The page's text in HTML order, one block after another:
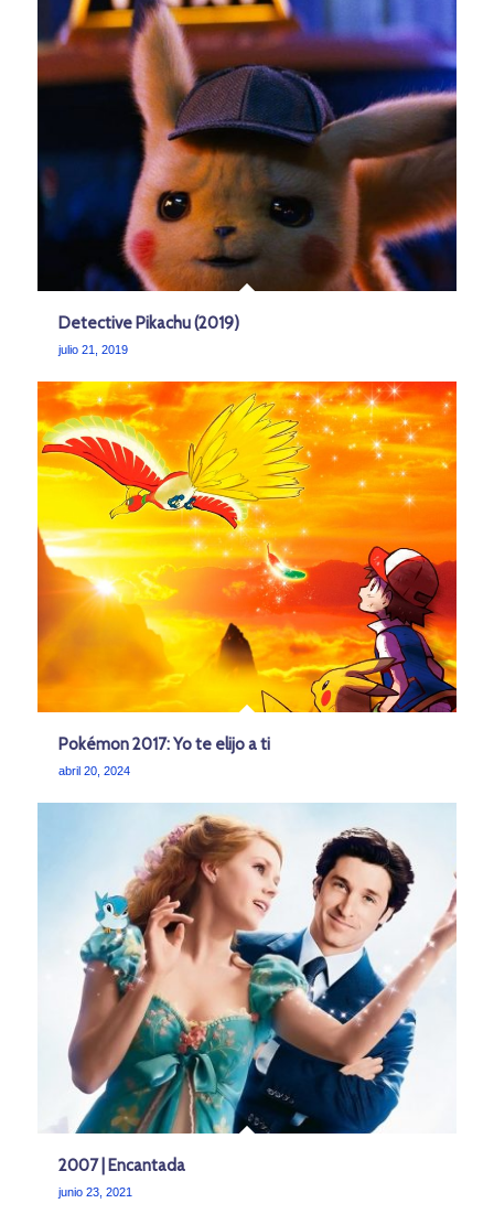
Detective Pikachu (2019)
julio 21, 2019
Pokémon 2017: Yo te elijo a ti
abril 20, 2024
2007 | Encantada
junio 23, 2021